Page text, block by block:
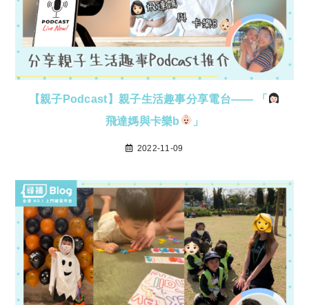
【親子Podcast】親子生活趣事分享電台—— 「
飛達媽與卡樂b
」
2022-11-09